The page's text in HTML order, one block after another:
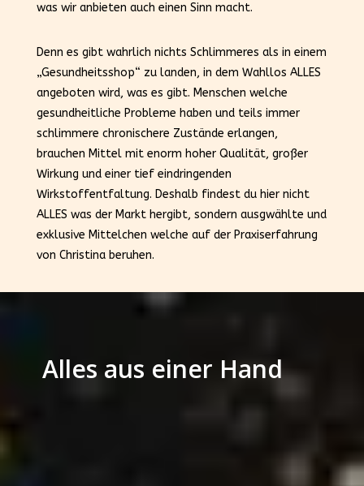
was wir anbieten auch einen Sinn macht.
Denn es gibt wahrlich nichts Schlimmeres als in einem
„Gesundheitsshop“ zu landen, in dem Wahllos ALLES
angeboten wird, was es gibt. Menschen welche
gesundheitliche Probleme haben und teils immer
schlimmere chronischere Zustände erlangen,
brauchen Mittel mit enorm hoher Qualität, großer
Wirkung und einer tief eindringenden
Wirkstoffentfaltung. Deshalb findest du hier nicht
ALLES was der Markt hergibt, sondern ausgwählte und
exklusive Mittelchen welche auf der Praxiserfahrung
von Christina beruhen.
Alles aus einer Hand